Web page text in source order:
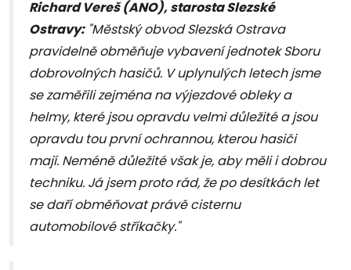
Richard Vereš (ANO), starosta Slezské
Ostravy:"Městský obvod Slezská Ostrava
pravidelně obměňuje vybavení jednotek Sboru
dobrovolných hasičů. V uplynulých letech jsme
se zaměřili zejména na výjezdové obleky a
helmy, které jsou opravdu velmi důležité a jsou
opravdu tou první ochrannou, kterou hasiči
mají. Neméně důležité však je, aby měli i dobrou
techniku. Já jsem proto rád, že po desítkách let
se daří obměňovat právě cisternu
automobilové stříkačky."